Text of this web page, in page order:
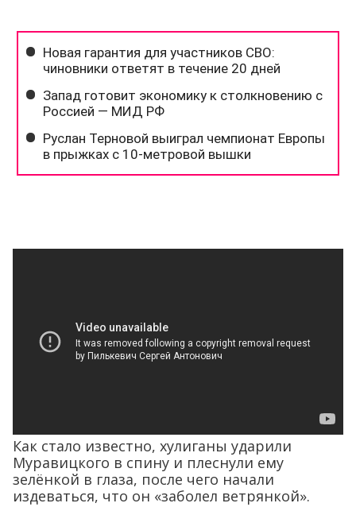
Как стало известно, хулиганы ударили
Муравицкого в спину и плеснули ему
зелёнкой в глаза, после чего начали
издеваться, что он «заболел ветрянкой».